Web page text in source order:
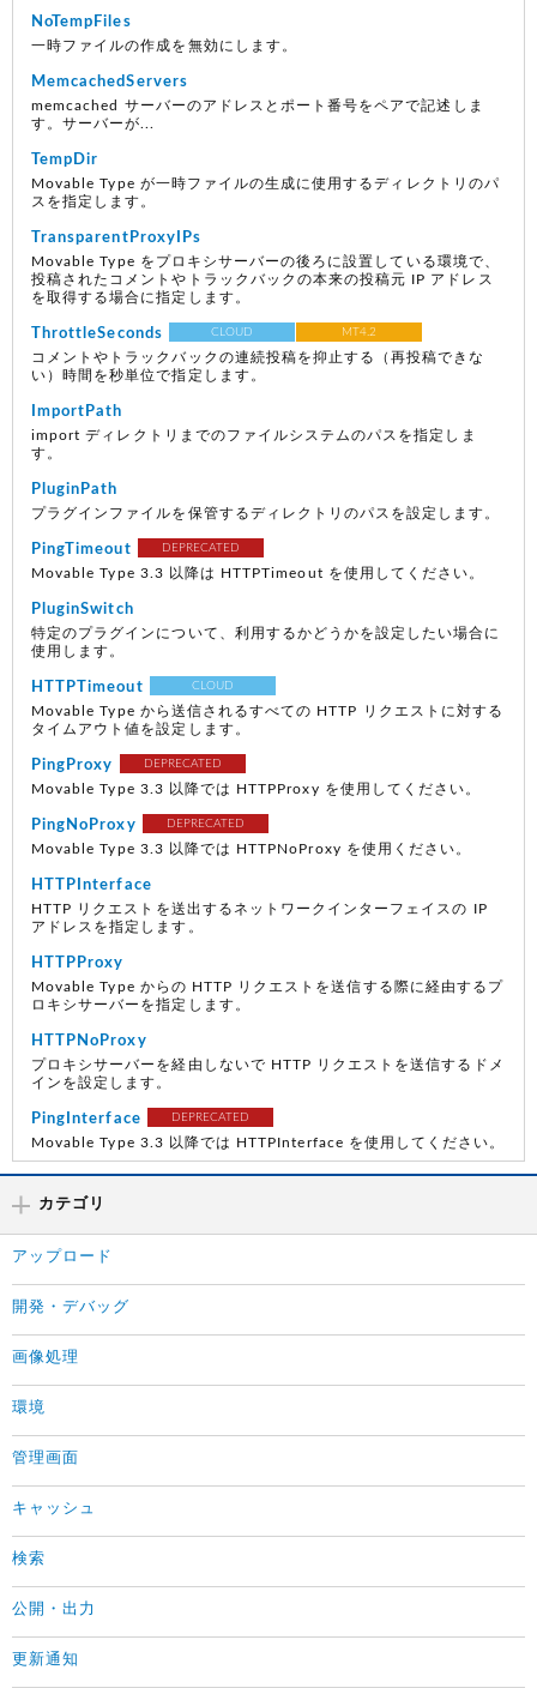
NoTempFiles
一時ファイルの作成を無効にします。
MemcachedServers
memcached サーバーのアドレスとポート番号をペアで記述しま
す。サーバーが...
TempDir
Movable Type が一時ファイルの生成に使用するディレクトリのパ
スを指定します。
TransparentProxyIPs
Movable Type をプロキシサーバーの後ろに設置している環境で、
投稿されたコメントやトラックバックの本来の投稿元 IP アドレス
を取得する場合に指定します。
ThrottleSeconds CLOUD MT4.2
コメントやトラックバックの連続投稿を抑止する（再投稿できな
い）時間を秒単位で指定します。
ImportPath
import ディレクトリまでのファイルシステムのパスを指定しま
す。
PluginPath
プラグインファイルを保管するディレクトリのパスを設定します。
PingTimeout DEPRECATED
Movable Type 3.3 以降は HTTPTimeout を使用してください。
PluginSwitch
特定のプラグインについて、利用するかどうかを設定したい場合に
使用します。
HTTPTimeout CLOUD
Movable Type から送信されるすべての HTTP リクエストに対する
タイムアウト値を設定します。
PingProxy DEPRECATED
Movable Type 3.3 以降では HTTPProxy を使用してください。
PingNoProxy DEPRECATED
Movable Type 3.3 以降では HTTPNoProxy を使用ください。
HTTPInterface
HTTP リクエストを送出するネットワークインターフェイスの IP
アドレスを指定します。
HTTPProxy
Movable Type からの HTTP リクエストを送信する際に経由するプ
ロキシサーバーを指定します。
HTTPNoProxy
プロキシサーバーを経由しないで HTTP リクエストを送信するドメ
インを設定します。
PingInterface DEPRECATED
Movable Type 3.3 以降では HTTPInterface を使用してください。
カテゴリ
アップロード
開発・デバッグ
画像処理
環境
管理画面
キャッシュ
検索
公開・出力
更新通知